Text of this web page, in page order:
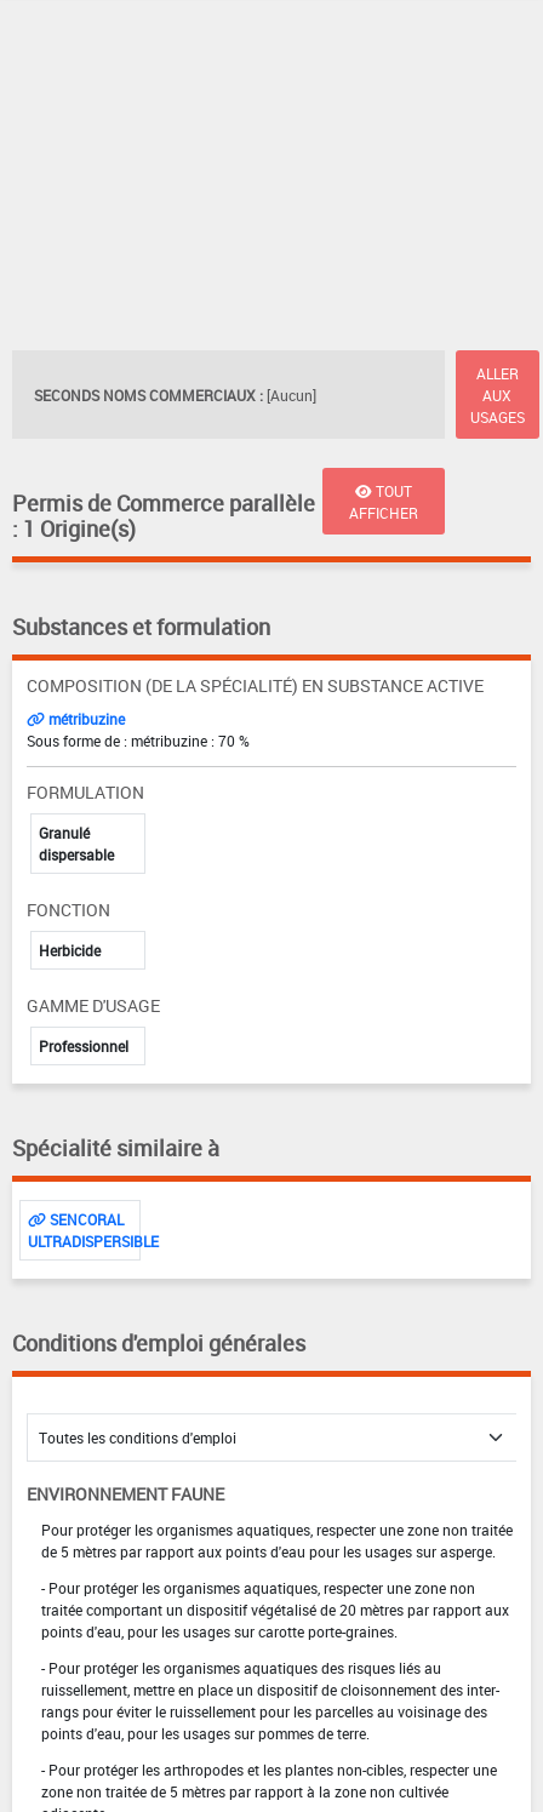
SECONDS NOMS COMMERCIAUX : [Aucun]
ALLER
AUX
USAGES
Permis de Commerce parallèle
: 1 Origine(s)
TOUT
AFFICHER
Substances et formulation
COMPOSITION (DE LA SPÉCIALITÉ) EN SUBSTANCE ACTIVE
métribuzine
Sous forme de : métribuzine : 70 %
FORMULATION
Granulé
dispersable
FONCTION
Herbicide
GAMME D'USAGE
Professionnel
Spécialité similaire à
SENCORAL
ULTRADISPERSIBLE
Conditions d'emploi générales
ENVIRONNEMENT FAUNE
Pour protéger les organismes aquatiques, respecter une zone non traitée
de 5 mètres par rapport aux points d'eau pour les usages sur asperge.
- Pour protéger les organismes aquatiques, respecter une zone non
traitée comportant un dispositif végétalisé de 20 mètres par rapport aux
points d'eau, pour les usages sur carotte porte-graines.
- Pour protéger les organismes aquatiques des risques liés au
ruissellement, mettre en place un dispositif de cloisonnement des inter-
rangs pour éviter le ruissellement pour les parcelles au voisinage des
points d'eau, pour les usages sur pommes de terre.
- Pour protéger les arthropodes et les plantes non-cibles, respecter une
zone non traitée de 5 mètres par rapport à la zone non cultivée